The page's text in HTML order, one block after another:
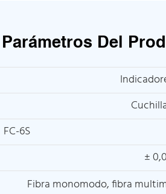
Parámetros Del
FC-6S
±
Fibra monomodo, fibra